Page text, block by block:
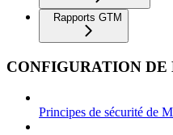
Rapports GTM
CONFIGURATION
Principes de sécurité de